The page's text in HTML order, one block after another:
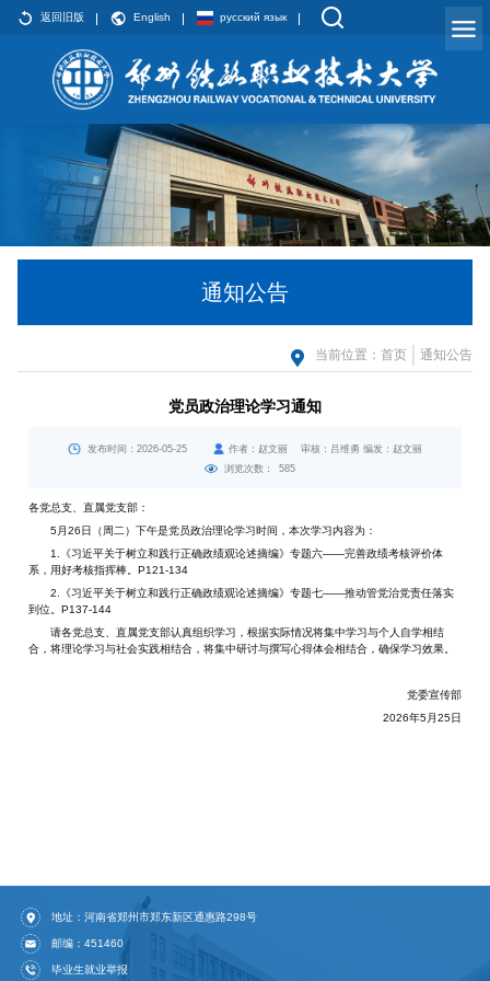
返回旧版 English русский язык
通知公告
当前位置： 首页 通知公告
党员政治理论学习通知
发布时间：2026-05-25
作者：赵文丽 审核：吕维勇 编发：赵文丽
浏览次数：
585
各党总支、直属党支部：
5月26日（周二）下午是党员政治理论学习时间，本次学习内容为：
1.《习近平关于树立和践行正确政绩观论述摘编》专题六——完善政绩考核评价体
系，用好考核指挥棒。P121-134
2.《习近平关于树立和践行正确政绩观论述摘编》专题七——推动管党治党责任落实
到位。P137-144
请各党总支、直属党支部认真组织学习，根据实际情况将集中学习与个人自学相结
合，将理论学习与社会实践相结合，将集中研讨与撰写心得体会相结合，确保学习效果。
党委宣传部
2026年5月25日
地址：河南省郑州市郑东新区通惠路298号
邮编：451460
毕业生就业举报